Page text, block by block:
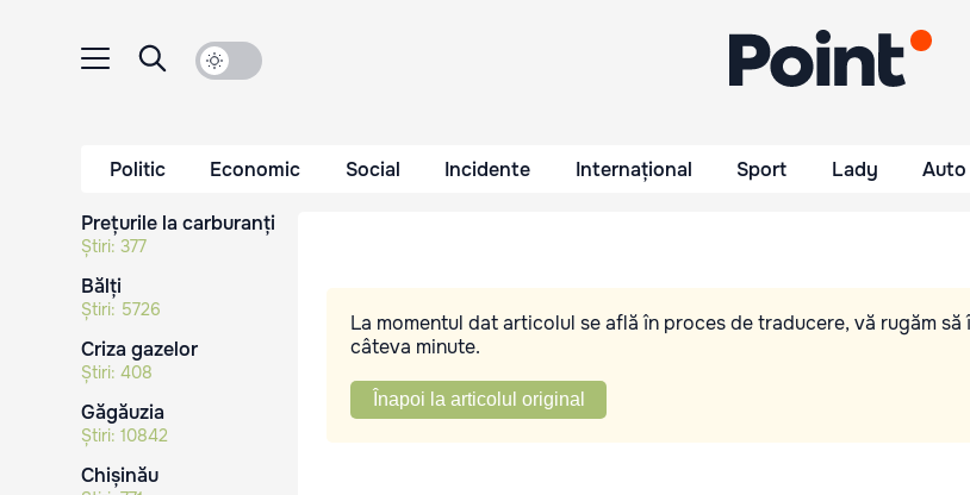
Politic Economic Social Incidente Internațional Sport Lady Auto
Prețurile la carburanți
Știri: 377
Bălți
Știri: 5726
Criza gazelor
Știri: 408
Găgăuzia
Știri: 10842
Chișinău
La momentul dat articolul se află în proces de traducere, vă rugăm
câteva minute.
Înapoi la articolul original